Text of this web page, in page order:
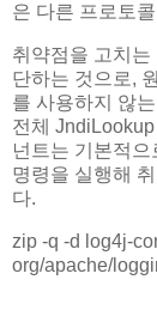
은 다른 프로토
취약점을 고치
단하는 것으로,
를 사용하지 않
전체
넌트는 기본적
명령을 실행해
다.
zip -q -d log4j-
org/apache/